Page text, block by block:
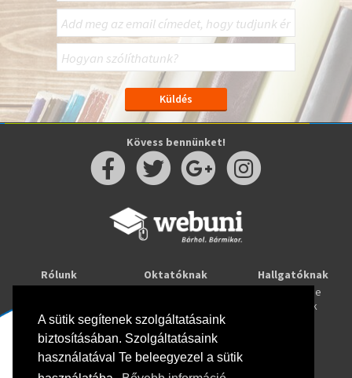
A sütik segítenek szolgáltatásaink
biztosításában. Szolgáltatásaink
használatával Te beleegyezel a sütik
Kövess bennünket!
Rólunk
Oktatóknak
Webuni Stúdió
Hallgatóknak
Tanulj online
Képzések
Info
Adatkezelési tájékoztató
ÁSZF